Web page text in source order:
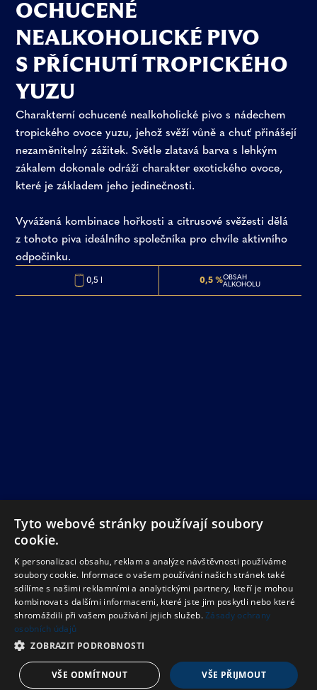
OCHUCENÉ
NEALKOHOLICKÉ PIVO
S PŘÍCHUTÍ TROPICKÉHO
YUZU
Charakterní ochucené nealkoholické pivo s nádechem
tropického ovoce yuzu, jehož svěží vůně a chuť přinášejí
nezaměnitelný zážitek. Světle zlatavá barva s lehkým
zákalem dokonale odráží charakter exotického ovoce,
které je základem jeho jedinečnosti.
Vyvážená kombinace hořkosti a citrusové svěžesti dělá
z tohoto piva ideálního společníka pro chvíle aktivního
odpočinku.
0,5 l 0,5 %OBSAH
ALKOHOLU
Tyto webové stránky používají soubory
cookie.
K personalizaci obsahu, reklam a analýze návštěvnosti používáme
soubory cookie. Informace o vašem používání našich stránek také
sdílíme s našimi reklamními a analytickými partnery, kteří je mohou
kombinovat s dalšími informacemi, které jste jim poskytli nebo které
shromáždili při vašem používání jejich služeb.Zásady ochrany
osobních údajů
ZOBRAZIT PODROBNOSTI
VŠE PŘIJMOUT
VŠE ODMÍTNOUT